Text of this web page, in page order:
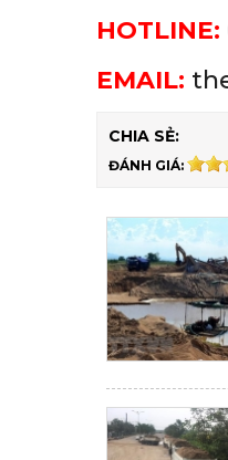
HOTLINE:
EMAIL:
CHIA SẺ:
ĐÁNH GIÁ: